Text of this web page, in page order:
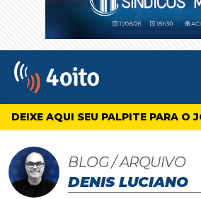
4oito
DEIXE AQUI SEU PALPITE PARA O
BLOG / ARQUIVO
DENIS LUCIANO